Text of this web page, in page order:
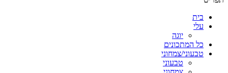
בית
עלי
יוגה
כל המתכונים
טבעוני/צמחוני
טבעוני